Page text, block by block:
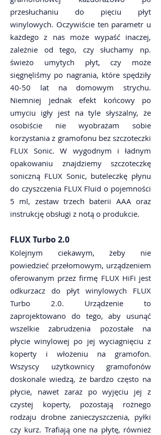
przesłuchaniu do pięciu płyt
winylowych. Oczywiście ten parametr u
każdego z nas może wypaść inaczej,
zależnie od tego, czy słuchamy np.
świeżo umytych płyt, czy może
sięgnęliśmy po nagrania, które spędziły
40-50 lat na domowym strychu.
Niemniej jednak efekt końcowy po
umyciu igły jest na tyle słyszalny, że
osobiście nie wyobrażam sobie
korzystania z gramofonu bez szczoteczki
FLUX Sonic. W wygodnym i ładnym
opakowaniu znajdziemy szczoteczkę
soniczną FLUX Sonic, buteleczkę płynu
do czyszczenia FLUX Fluid o pojemności
5 ml, zestaw trzech baterii AAA oraz
instrukcję obsługi z notą o produkcie.
FLUX Turbo 2.0
Kolejnym ciekawym, żeby nie
powiedzieć przełomowym, urządzeniem
oferowanym przez firmę FLUX HiFi jest
odkurzacz do płyt winylowych FLUX
Turbo 2.0. Urządzenie to
zaprojektowano do tego, aby usunąć
wszelkie zabrudzenia pozostałe na
płycie winylowej po jej wyciagnięciu z
koperty i włożeniu na gramofon.
Wszyscy użytkownicy gramofonów
doskonale wiedzą, że bardzo często na
płycie, nawet zaraz po wyjęciu jej z
czystej koperty, pozostają rożnego
rodzaju drobne zanieczyszczenia, pyłki
czy kurz. Trafiają one na płytę, również